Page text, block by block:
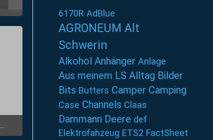
6170R AdBlue
AGRONEUM Alt
Schwerin
Alkohol Anhänger Anlage
Aus meinem LS Alltag Bilder
Bits Butters Camper Camping
Case Channels Claas
Dammann Deere def
Elektrofahzeug ETS2 FactSheet